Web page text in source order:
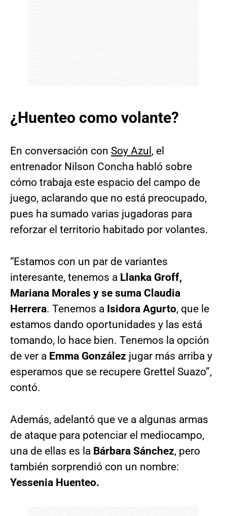
¿Huenteo como volante?
En conversación con Soy Azul , el
entrenador Nilson Concha habló sobre
cómo trabaja este espacio del campo de
juego, aclarando que no está preocupado,
pues ha sumado varias jugadoras para
reforzar el territorio habitado por volantes.
“Estamos con un par de variantes
interesante, tenemos a Llanka Groff,
Mariana Morales y se suma Claudia
Herrera. Tenemos a Isidora Agurto, que le
estamos dando oportunidades y las está
tomando, lo hace bien. Tenemos la opción
de ver a Emma González jugar más arriba y
esperamos que se recupere Grettel Suazo”,
contó.
Además, adelantó que ve a algunas armas
de ataque para potenciar el mediocampo,
una de ellas es la Bárbara Sánchez, pero
también sorprendió con un nombre:
Yessenia Huenteo.